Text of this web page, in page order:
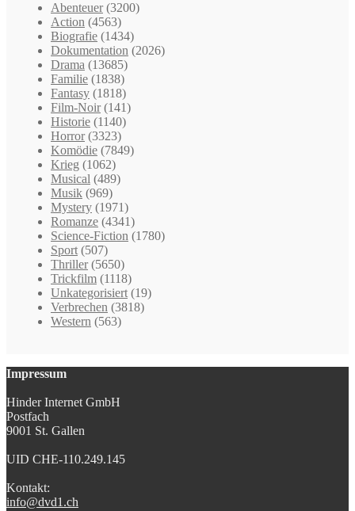
Abenteuer (3200)
Action (4563)
Biografie (1434)
Dokumentation (2026)
Drama (13685)
Familie (1838)
Fantasy (1818)
Film-Noir (141)
Historie (1140)
Horror (3323)
Komödie (7849)
Krieg (1062)
Musical (489)
Musik (969)
Mystery (1971)
Romanze (4341)
Science-Fiction (1780)
Sport (507)
Thriller (5650)
Trickfilm (1118)
Unkategorisiert (19)
Verbrechen (3818)
Western (563)
Impressum
Hinder Internet GmbH
Postfach
9001 St. Gallen
UID CHE-110.249.145
Kontakt:
info@dvd1.ch